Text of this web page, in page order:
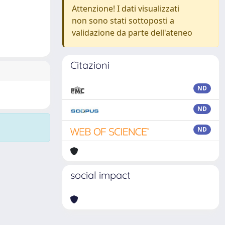
Attenzione! I dati visualizzati
non sono stati sottoposti a
validazione da parte dell'ateneo
Citazioni
ND
ND
ND
social impact